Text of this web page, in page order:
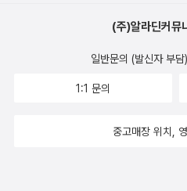
만화는 보던 것만 보는 경향이 있어
까지. 나중에 세트로 다 살꺼야, 라
치 않은 금액이 되어 또 망설여지게
극복해내는 철학이라니.. <중국인
이야기인데 요즘 여기저기서 많이
사를 부치다>농업문명에 대한 개괄
표수집이 생각나 추가한 한권. <제국의 지배><니미츠> <
(주)알라딘커뮤
일반문의 (발신자 부담)
1:1 문의
중고매장 위치,